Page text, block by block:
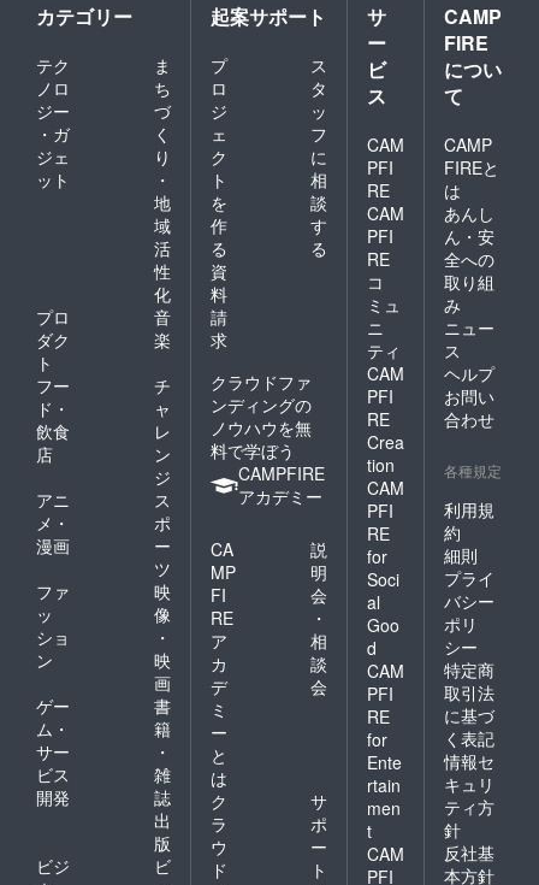
カテゴリー
テク
ノロ
ジー
・ガ
ジェ
ット
ま
ち
づ
く
り
・
地
域
活
性
化
プロ
ダク
ト
音
楽
フー
ド・
飲食
店
チ
ャ
レ
ン
ジ
アニ
メ・
漫画
ス
ポ
ー
ツ
ファ
ッ
ショ
ン
映
像
・
映
画
ゲー
ム・
サー
ビス
開発
書
籍
・
雑
誌
出
版
ビジ
ビ
起案サポート
プ
ロ
ジ
ェ
ク
ト
を
作
る
ス
タ
ッ
フ
に
相
談
す
る
資
料
請
求
クラウドファ
ンディングの
ノウハウを無
料で学ぼう
CAMPFIRE
アカデミー
CA
MP
FI
RE
ア
カ
デ
ミ
ー
と
は
説
明
会
・
相
談
会
ク
ラ
ウ
ド
サ
ポ
ー
ト
サ
ー
ビ
ス
CAM
PFI
RE
CAM
PFI
RE
コ
ミュ
ニ
ティ
CAM
PFI
RE
Crea
tion
CAM
PFI
RE
for
Soci
al
Goo
d
CAM
PFI
RE
for
Ente
rtain
men
t
CAM
PFI
CAMP
FIRE
につい
て
CAMP
FIREと
は
あんし
ん・安
全への
取り組
み
ニュー
ス
ヘルプ
お問い
合わせ
各種規定
利用規
約
細則
プライ
バシー
ポリ
シー
特定商
取引法
に基づ
く表記
情報セ
キュリ
ティ方
針
反社基
本方針